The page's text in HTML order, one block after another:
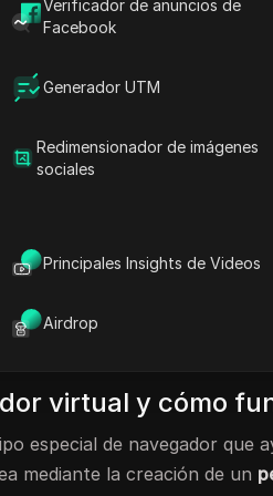
Verificador de anuncios de
Facebook
Generador UTM
Redimensionador de imágenes
sociales
Principales Insights de Videos
Airdrop
las amenazas en línea.
un entorno de aislamiento
unnavegador virtual
qué es unnavegador virtual
cómo estas
virtual y cómo
especial de navegador que
mediante la creación de un